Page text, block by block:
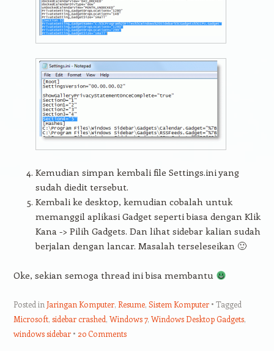
Kemudian simpan kembali file Settings.ini yang
sudah diedit tersebut.
Kembali ke desktop, kemudian cobalah untuk
memanggil aplikasi Gadget seperti biasa dengan Klik
Kana -> Pilih Gadgets. Dan lihat sidebar kalian sudah
berjalan dengan lancar. Masalah terseleseikan 🙂
Oke, sekian semoga thread ini bisa membantu
Posted in Jaringan Komputer, Resume, Sistem Komputer
Tagged
Microsoft, sidebar crashed, Windows 7, Windows Desktop Gadgets,
windows sidebar
20 Comments